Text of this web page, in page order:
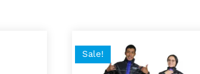
Sale!